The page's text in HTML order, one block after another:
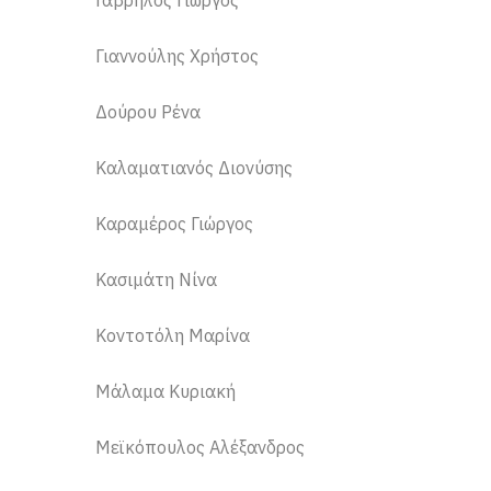
Γιαννούλης Χρήστος
Δούρου Ρένα
Καλαματιανός Διονύσης
Καραμέρος Γιώργος
Κασιμάτη Νίνα
Κοντοτόλη Μαρίνα
Μάλαμα Κυριακή
Μεϊκόπουλος Αλέξανδρος